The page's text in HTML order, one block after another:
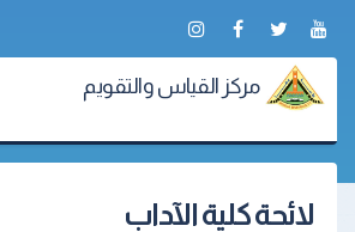
مركز القياس والتقويم
لائحة كلية الآداب